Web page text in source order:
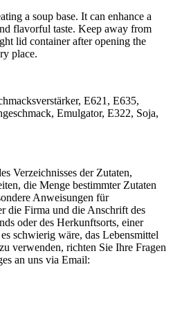
a soup base. It can enhance a
flavorful taste. Keep away from
lid container after opening the
place.
E621, E635,
Emulgator, E322, Soja,
Verzeichnisses der Zutaten,
die Menge bestimmter Zutaten
Anweisungen für
die Firma und die Anschrift des
oder des Herkunftsorts, einer
schwierig wäre, das Lebensmittel
verwenden, richten Sie Ihre Fragen
an uns via Email: